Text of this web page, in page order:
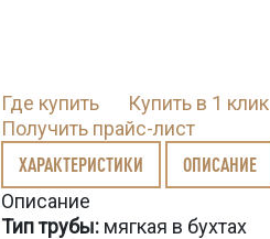
Где купить
Купить в 1 клик
Получить прайс-лист
ХАРАКТЕРИСТИКИ ОПИСАНИЕ
Описание
Тип трубы: мягкая в бухтах